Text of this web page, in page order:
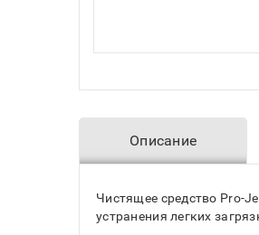
Описание
Чистящее средство Pro-
устранения легких